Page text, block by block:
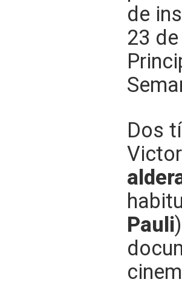
de
23
Dos
Pauli